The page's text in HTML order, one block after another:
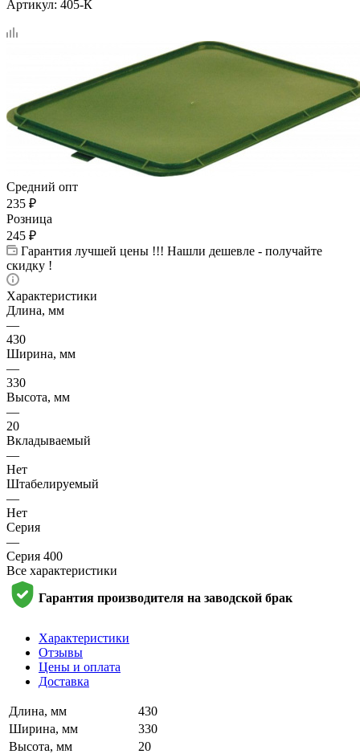
Артикул: 405-К
Средний опт
235 ₽
Розница
245 ₽
Гарантия лучшей цены !!! Нашли дешевле - получайте
скидку !
Характеристики
Длина, мм
—
430
Ширина, мм
—
330
Высота, мм
—
20
Вкладываемый
—
Нет
Штабелируемый
—
Нет
Серия
—
Серия 400
Все характеристики
Гарантия производителя на заводской брак
Характеристики
Отзывы
Цены и оплата
Доставка
Длина, мм
430
Ширина, мм
330
Высота, мм
20